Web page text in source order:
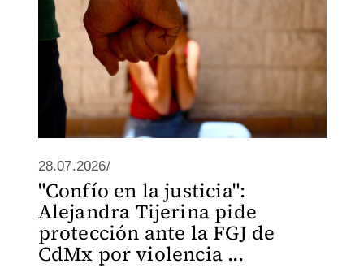
28.07.2026/
"Confío en la justicia":
Alejandra Tijerina pide
protección ante la FGJ de
CdMx por violencia ...